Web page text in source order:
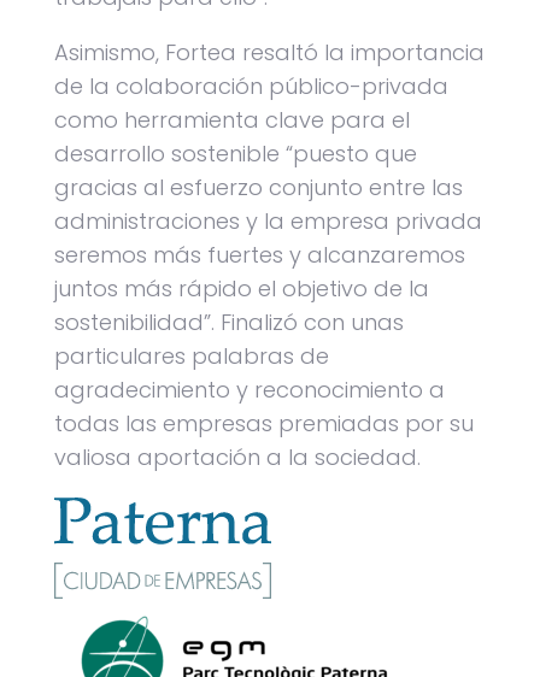
Asimismo, Fortea resaltó la importancia
de la colaboración público-privada
como herramienta clave para el
desarrollo sostenible “puesto que
gracias al esfuerzo conjunto entre las
administraciones y la empresa privada
seremos más fuertes y alcanzaremos
juntos más rápido el objetivo de la
sostenibilidad”. Finalizó con unas
particulares palabras de
agradecimiento y reconocimiento a
todas las empresas premiadas por su
valiosa aportación a la sociedad.